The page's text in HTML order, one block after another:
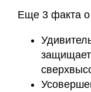
Еще 3 факта